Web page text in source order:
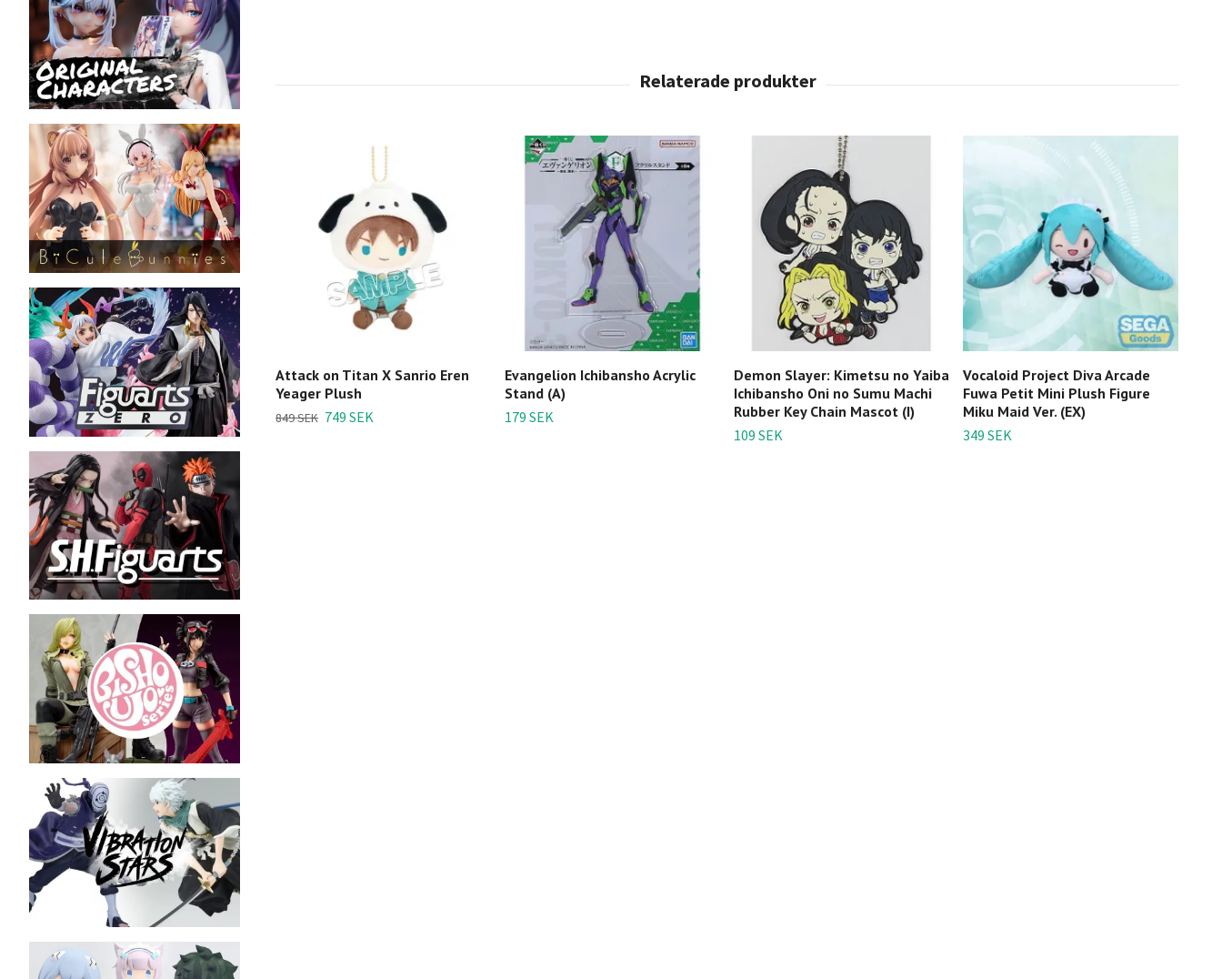
Attack on Titan X Sanrio Eren
Yeager Plush
849 SEK 749 SEK
Evangelion Ichibansho Acrylic
Stand (A)
179 SEK
Demon Slayer: Kimetsu no Yaiba
Ichibansho Oni no Sumu Machi
Rubber Key Chain Mascot (I)
109 SEK
Vocaloid Project Diva Arcade
Fuwa Petit Mini Plush Figure
Miku Maid Ver. (EX)
349 SEK